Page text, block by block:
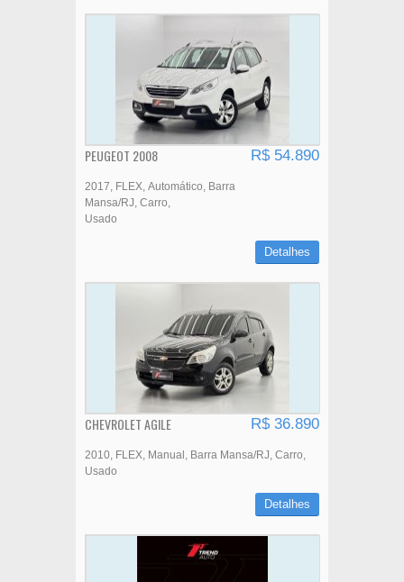
PEUGEOT 2008 R$ 54.890
2017 FLEX Automático
Barra
Mansa/RJ Carro
Usado
Detalhes
CHEVROLET AGILE R$ 36.890
2010 FLEX Manual Barra Mansa/RJ Carro
Usado
Detalhes